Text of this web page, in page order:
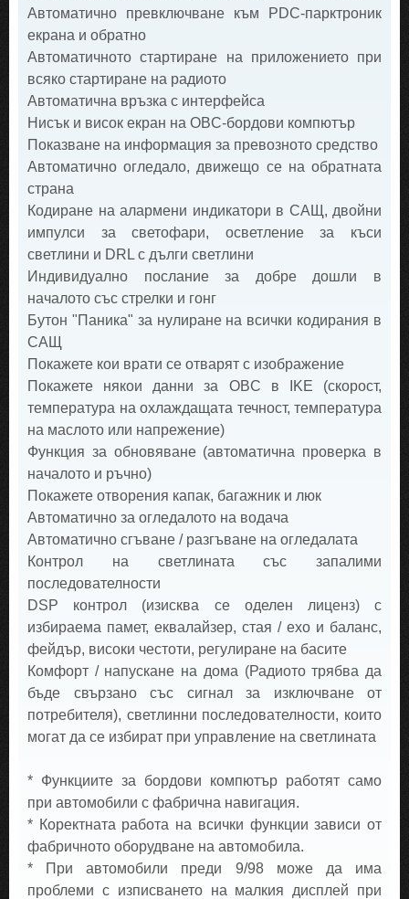
Автоматично превключване към PDC-парктроник
екрана и обратно
Автоматичното стартиране на приложението при
всяко стартиране на радиото
Автоматична връзка с интерфейса
Нисък и висок екран на OBC-бордови компютър
Показване на информация за превозното средство
Автоматично огледало, движещо се на обратната
страна
Кодиране на алармени индикатори в САЩ, двойни
импулси за светофари, осветление за къси
светлини и DRL с дълги светлини
Индивидуално послание за добре дошли в
началото със стрелки и гонг
Бутон "Паника" за нулиране на всички кодирания в
САЩ
Покажете кои врати се отварят с изображение
Покажете някои данни за OBC в IKE (скорост,
температура на охлаждащата течност, температура
на маслото или напрежение)
Функция за обновяване (автоматична проверка в
началото и ръчно)
Покажете отворения капак, багажник и люк
Автоматично за огледалото на водача
Автоматично сгъване / разгъване на огледалата
Контрол на светлината със запалими
последователности
DSP контрол (изисква се оделен лиценз) с
избираема памет, еквалайзер, стая / ехо и баланс,
фейдър, високи честоти, регулиране на басите
Комфорт / напускане на дома (Радиото трябва да
бъде свързано със сигнал за изключване от
потребителя), светлинни последователности, които
могат да се избират при управление на светлината
* Функциите за бордови компютър работят само
при автомобили с фабрична навигация.
* Коректната работа на всички функции зависи от
фабричното оборудване на автомобила.
* При автомобили преди 9/98 може да има
проблеми с изписването на малкия дисплей при